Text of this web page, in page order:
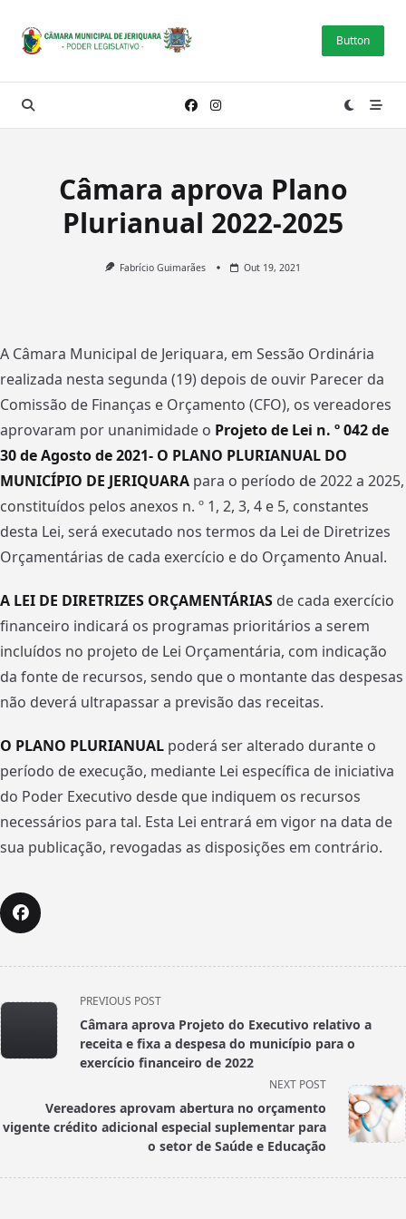
content
Button
Câmara aprova Plano
Plurianual 2022-2025
Fabrício Guimarães Out 19, 2021
A Câmara Municipal de Jeriquara, em Sessão Ordinária
realizada nesta segunda (19) depois de ouvir Parecer da
Comissão de Finanças e Orçamento (CFO), os vereadores
aprovaram por unanimidade o Projeto de Lei n. º 042 de
30 de Agosto de 2021- O PLANO PLURIANUAL DO
MUNICÍPIO DE JERIQUARA para o período de 2022 a 2025,
constituídos pelos anexos n. º 1, 2, 3, 4 e 5, constantes
desta Lei, será executado nos termos da Lei de Diretrizes
Orçamentárias de cada exercício e do Orçamento Anual.
A LEI DE DIRETRIZES ORÇAMENTÁRIAS de cada exercício
financeiro indicará os programas prioritários a serem
incluídos no projeto de Lei Orçamentária, com indicação
da fonte de recursos, sendo que o montante das despesas
não deverá ultrapassar a previsão das receitas.
O PLANO PLURIANUAL poderá ser alterado durante o
período de execução, mediante Lei específica de iniciativa
do Poder Executivo desde que indiquem os recursos
necessários para tal. Esta Lei entrará em vigor na data de
sua publicação, revogadas as disposições em contrário.
<span
class="nav-
subtitle
screen-
text">Page</span>
PREVIOUS POST
Câmara aprova Projeto do Executivo relativo a
receita e fixa a despesa do município para o
exercício financeiro de 2022
NEXT POST
Vereadores aprovam abertura no orçamento
vigente crédito adicional especial suplementar para
o setor de Saúde e Educação